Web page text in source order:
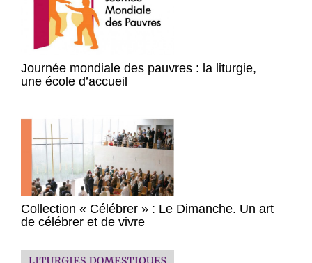
Journée mondiale des pauvres : la liturgie,
une école d’accueil
Collection « Célébrer » : Le Dimanche. Un art
de célébrer et de vivre